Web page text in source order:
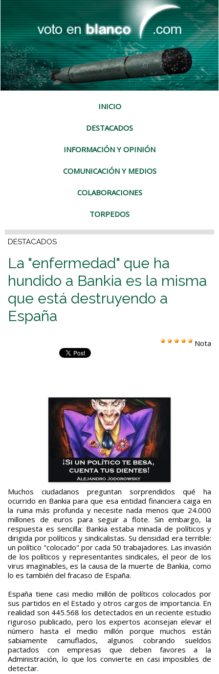
INICIO
DESTACADOS
INFORMACIÓN Y OPINIÓN
COMUNICACIÓN Y MEDIOS
COLABORACIONES
TORPEDOS
DESTACADOS
La "enfermedad" que ha
hundido a Bankia es la misma
que está destruyendo a
España
Nota
Muchos ciudadanos preguntan sorprendidos qué ha
ocurrido en Bankia para que esa entidad financiera caiga en
la ruina más profunda y necesite nada menos que 24.000
millones de euros para seguir a flote. Sin embargo, la
respuesta es sencilla: Bankia estaba minada de políticos y
dirigida por políticos y sindicalistas. Su densidad era terrible:
un político "colocado" por cada 50 trabajadores. Las invasión
de los políticos y representantes sindicales, el peor de los
virus imaginables, es la causa de la muerte de Bankia, como
lo es también del fracaso de España.
España tiene casi medio millón de políticos colocados por
sus partidos en el Estado y otros cargos de importancia. En
realidad son 445.568 los detectados en un reciente estudio
riguroso publicado, pero los expertos aconsejan elevar el
número hasta el medio millón porque muchos están
sabiamente camuflados, algunos cobrando sueldos
pactados con empresas que deben favores a la
Administración, lo que los convierte en casi imposibles de
detectar.